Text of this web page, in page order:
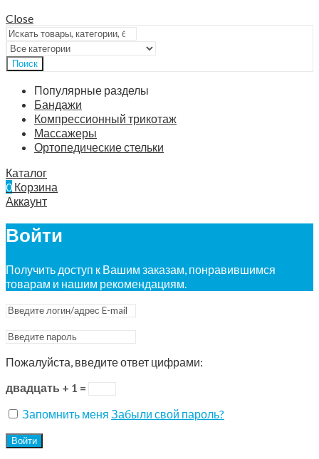
Close
Поиск
Популярные разделы
Бандажи
Компрессионный трикотаж
Массажеры
Ортопедические стельки
Каталог
0 Корзина
Аккаунт
Войти
Получить доступ к Вашим заказам, понравившимся
товарам и нашим рекомендациям.
Пожалуйста, введите ответ цифрами:
двадцать + 1 =
Запомнить меня Забыли свой пароль?
Войти